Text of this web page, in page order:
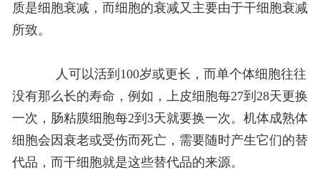
质是细胞衰减，而细胞的衰减又主要由于干细胞衰减
所致。
人可以活到100岁或更长，而单个体细胞往往
没有那么长的寿命，例如，上皮细胞每27到28天更换
一次，肠粘膜细胞每2到3天就要换一次。机体成熟体
细胞会因衰老或受伤而死亡，需要随时产生它们的替
代品，而干细胞就是这些替代品的来源。